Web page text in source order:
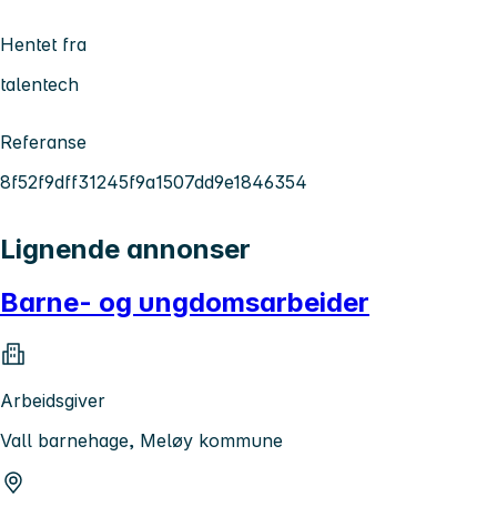
Hentet fra
talentech
Referanse
8f52f9dff31245f9a1507dd9e1846354
Lignende annonser
Barne- og ungdomsarbeider
Arbeidsgiver
Vall barnehage, Meløy kommune